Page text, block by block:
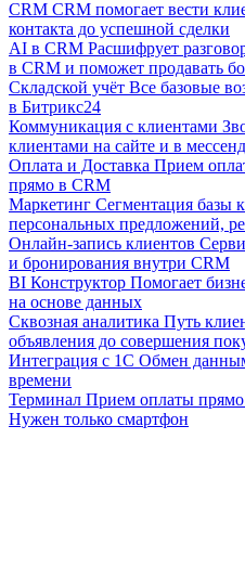
CRM CRM помогает вести
контакта до успешной сделки
AI в CRM Расшифрует
в CRM и поможет продавать
Складской учёт Все базовые
в Битрикс24
Коммуникация с клиентами
клиентами на сайте и в
Оплата и Доставка Прием
прямо в CRM
Маркетинг Сегментация базы
персональных предложений,
Онлайн-запись клиентов
и бронирования внутри CRM
BI Конструктор Помогает
на основе данных
Сквозная аналитика Путь
объявления до совершения
Интеграция с 1С Обмен
времени
Терминал Прием оплаты
Нужен только смартфон